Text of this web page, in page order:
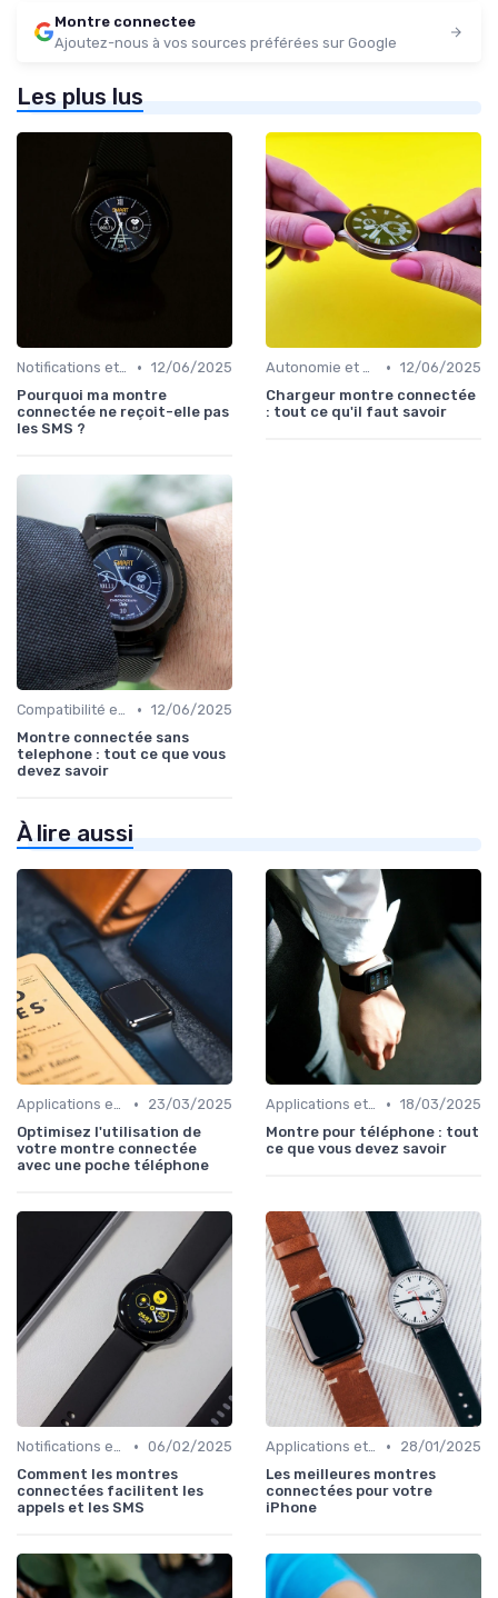
Montre connectee
Ajoutez-nous à vos sources préférées sur Google
Les plus lus
Notifications et Communications • 12/06/2025
Pourquoi ma montre
connectée ne reçoit-elle pas
les SMS ?
Autonomie et Recharge • 12/06/2025
Chargeur montre connectée
: tout ce qu'il faut savoir
Compatibilité et Connectivité • 12/06/2025
Montre connectée sans
telephone : tout ce que vous
devez savoir
À lire aussi
Applications et Intégration Mobile •
23/03/2025
Optimisez l'utilisation de
votre montre connectée
avec une poche téléphone
Applications et Intégration Mobile • 18/03/2025
Montre pour téléphone : tout
ce que vous devez savoir
Notifications et Communications • 06/02/2025
Comment les montres
connectées facilitent les
appels et les SMS
Applications et Intégration Mobile •
28/01/2025
Les meilleures montres
connectées pour votre
iPhone